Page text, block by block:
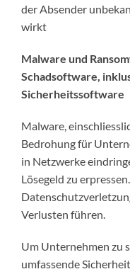
der Absender
wirkt
Malware und
Schadsoftware,
Sicherheitssoftware
Malware,
Bedrohung für
in Netzwerke
Lösegeld zu
Verlusten führen.
Um Unternehmen zu
umfassende